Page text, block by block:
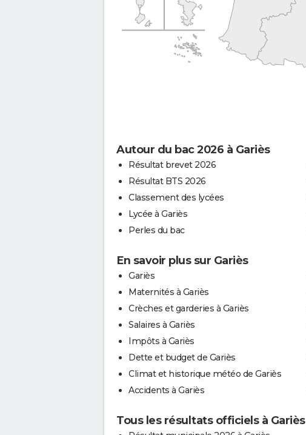
Autour du bac 2026 à Gariès
Résultat brevet 2026
Résultat BTS 2026
Classement des lycées
Lycée à Gariès
Perles du bac
En savoir plus sur Gariès
Gariès
Maternités à Gariès
Crèches et garderies à Gariès
Salaires à Gariès
Impôts à Gariès
Dette et budget de Gariès
Climat et historique météo de Gariès
Accidents à Gariès
Tous les résultats officiels à Gariès